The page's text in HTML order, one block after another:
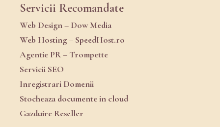
Servicii Recomandate
Web Design – Dow Media
Web Hosting – SpeedHost.ro
Agentie PR – Trompette
Servicii SEO
Inregistrari Domenii
Stocheaza documente in cloud
Gazduire Reseller